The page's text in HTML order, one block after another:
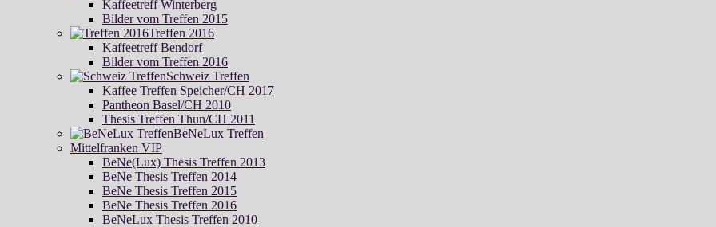
Kaffeetreff Winterberg
Bilder vom Treffen 2015
Treffen 2016
Kaffeetreff Bendorf
Bilder vom Treffen 2016
Schweiz Treffen
Kaffee Treffen Speicher/CH 2017
Pantheon Basel/CH 2010
Thesis Treffen Thun/CH 2011
BeNeLux Treffen
Mittelfranken VIP
BeNe(Lux) Thesis Treffen 2013
BeNe Thesis Treffen 2014
BeNe Thesis Treffen 2015
BeNe Thesis Treffen 2016
BeNeLux Thesis Treffen 2010